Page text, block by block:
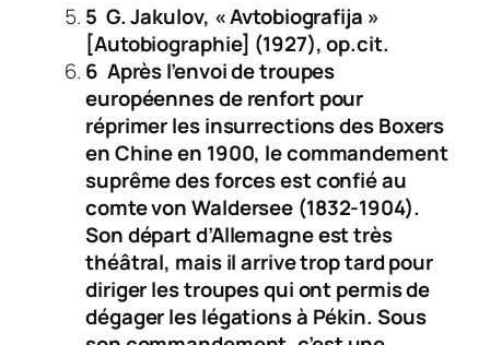
5 G. Jakulov, « Avtobiografija »
[Autobiographie] (1927), op.cit.
6 Après l’envoi de troupes
européennes de renfort pour
réprimer les insurrections des Boxers
en Chine en 1900, le commandement
suprême des forces est confié au
comte von Waldersee (1832-1904).
Son départ d’Allemagne est très
théâtral, mais il arrive trop tard pour
diriger les troupes qui ont permis de
dégager les légations à Pékin. Sous